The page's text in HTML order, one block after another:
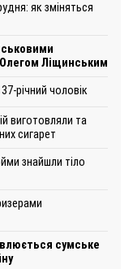
як зміняться
Ліщинським
річний чоловік
виготовляли та
сигарет
знайшли тіло
сумське